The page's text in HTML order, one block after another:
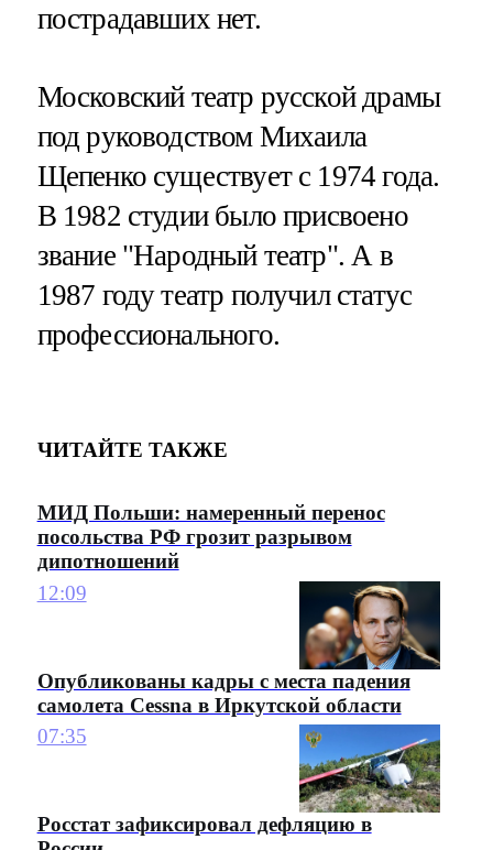
пострадавших нет.
Московский театр русской драмы
под руководством Михаила
Щепенко существует с 1974 года.
В 1982 студии было присвоено
звание "Народный театр". А в
1987 году театр получил статус
профессионального.
ЧИТАЙТЕ ТАКЖЕ
МИД Польши: намеренный перенос
посольства РФ грозит разрывом
дипотношений
12:09
Опубликованы кадры с места падения
самолета Cessna в Иркутской области
07:35
Росстат зафиксировал дефляцию в